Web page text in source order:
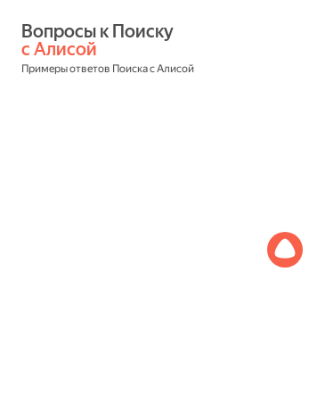
с Алисой
Примеры ответов Поиска с Алисой